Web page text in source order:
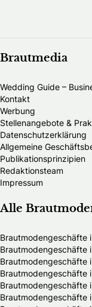
Brautmedia
Wedding Guide –
Kontakt
Werbung
Stellenangebote &
Datenschutzerklärung
Allgemeine
Publikationsprinzipien
Redaktionsteam
Impressum
Alle
Brautmodengeschäfte
Brautmodengeschäfte
Brautmodengeschäfte
Brautmodengeschäfte
Brautmodengeschäfte
Brautmodengeschäfte